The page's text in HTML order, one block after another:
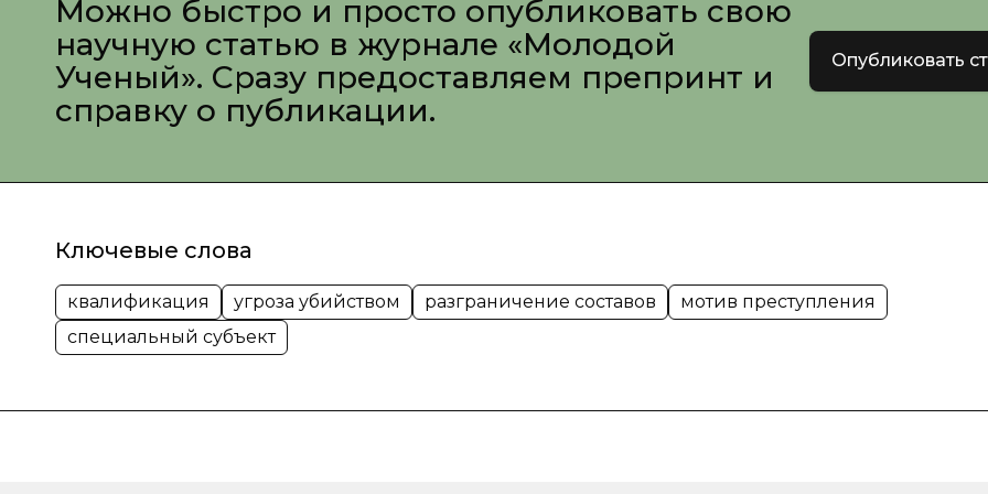
Можно быстро и просто опубликовать свою
научную статью в журнале «Молодой
Ученый». Сразу предоставляем препринт и
справку о публикации.
Опубликовать
Ключевые слова
квалификация угроза убийством разграничение составов
мотив преступления
специальный субъект